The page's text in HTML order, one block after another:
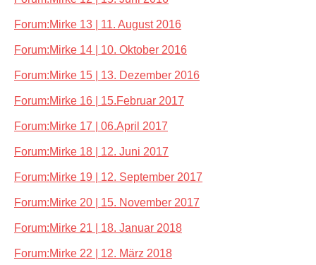
Forum:Mirke 13 | 11. August 2016
Forum:Mirke 14 | 10. Oktober 2016
Forum:Mirke 15 | 13. Dezember 2016
Forum:Mirke 16 | 15.Februar 2017
Forum:Mirke 17 | 06.April 2017
Forum:Mirke 18 | 12. Juni 2017
Forum:Mirke 19 | 12. September 2017
Forum:Mirke 20 | 15. November 2017
Forum:Mirke 21 | 18. Januar 2018
Forum:Mirke 22 | 12. März 2018